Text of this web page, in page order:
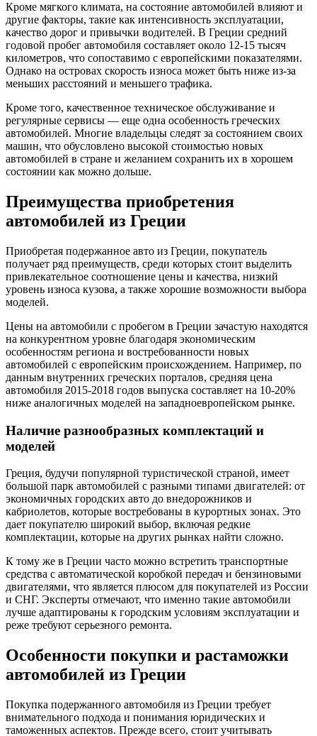
Кроме мягкого климата, на состояние автомобилей влияют и
другие факторы, такие как интенсивность эксплуатации,
качество дорог и привычки водителей. В Греции средний
годовой пробег автомобиля составляет около 12-15 тысяч
километров, что сопоставимо с европейскими показателями.
Однако на островах скорость износа может быть ниже из-за
меньших расстояний и меньшего трафика.
Кроме того, качественное техническое обслуживание и
регулярные сервисы — еще одна особенность греческих
автомобилей. Многие владельцы следят за состоянием своих
машин, что обусловлено высокой стоимостью новых
автомобилей в стране и желанием сохранить их в хорошем
состоянии как можно дольше.
Преимущества приобретения
автомобилей из Греции
Приобретая подержанное авто из Греции, покупатель
получает ряд преимуществ, среди которых стоит выделить
привлекательное соотношение цены и качества, низкий
уровень износа кузова, а также хорошие возможности выбора
моделей.
Цены на автомобили с пробегом в Греции зачастую находятся
на конкурентном уровне благодаря экономическим
особенностям региона и востребованности новых
автомобилей с европейским происхождением. Например, по
данным внутренних греческих порталов, средняя цена
автомобиля 2015-2018 годов выпуска составляет на 10-20%
ниже аналогичных моделей на западноевропейском рынке.
Наличие разнообразных комплектаций и
моделей
Греция, будучи популярной туристической страной, имеет
большой парк автомобилей с разными типами двигателей: от
экономичных городских авто до внедорожников и
кабриолетов, которые востребованы в курортных зонах. Это
дает покупателю широкий выбор, включая редкие
комплектации, которые на других рынках найти сложно.
К тому же в Греции часто можно встретить транспортные
средства с автоматической коробкой передач и бензиновыми
двигателями, что является плюсом для покупателей из России
и СНГ. Эксперты отмечают, что именно такие автомобили
лучше адаптированы к городским условиям эксплуатации и
реже требуют серьезного ремонта.
Особенности покупки и растаможки
автомобилей из Греции
Покупка подержанного автомобиля из Греции требует
внимательного подхода и понимания юридических и
таможенных аспектов. Прежде всего, стоит учитывать